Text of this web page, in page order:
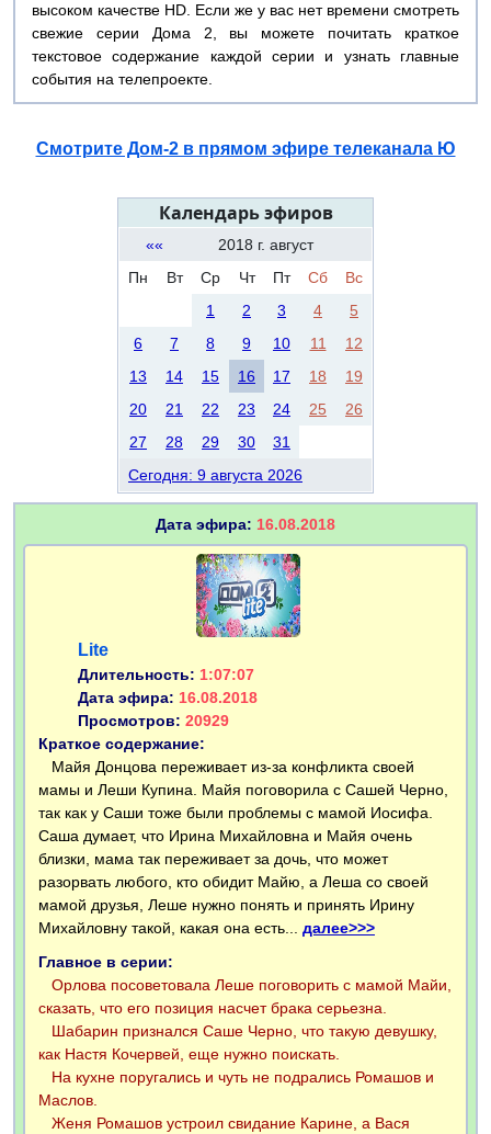
высоком качестве HD. Если же у вас нет времени смотреть
свежие серии Дома 2, вы можете почитать краткое
текстовое содержание каждой серии и узнать главные
события на телепроекте.
Смотрите Дом-2 в прямом эфире телеканала Ю
Календарь эфиров
««
2018 г. август
Пн
Вт Ср Чт Пт Сб
Вс
1
2 3 4
5
6
7 8 9 10 11
12
13
14 15 16 17 18
19
20
21 22 23 24 25
26
27
28 29 30
31
Сегодня: 9 августа 2026
Дата эфира: 16.08.2018
Lite
Длительность: 1:07:07
Дата эфира: 16.08.2018
Просмотров: 20929
Краткое содержание:
Майя Донцова переживает из-за конфликта своей
мамы и Леши Купина. Майя поговорила с Сашей Черно,
так как у Саши тоже были проблемы с мамой Иосифа.
Саша думает, что Ирина Михайловна и Майя очень
близки, мама так переживает за дочь, что может
разорвать любого, кто обидит Майю, а Леша со своей
мамой друзья, Леше нужно понять и принять Ирину
Михайловну такой, какая она есть... далее>>>
Главное в серии:
Орлова посоветовала Леше поговорить с мамой Майи,
сказать, что его позиция насчет брака серьезна.
Шабарин признался Саше Черно, что такую девушку,
как Настя Кочервей, еще нужно поискать.
На кухне поругались и чуть не подрались Ромашов и
Маслов.
Женя Ромашов устроил свидание Карине, а Вася